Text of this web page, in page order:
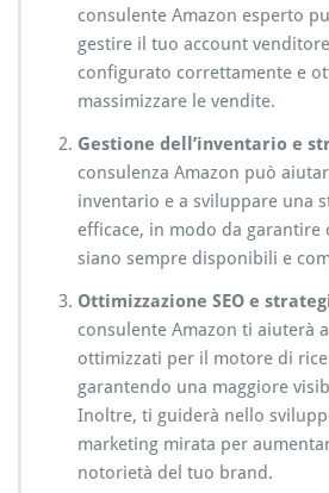
consulente Amazon esperto
gestire il tuo account
configurato correttamente e
massimizzare le vendite.
Gestione dell’inventario e
consulenza Amazon può
inventario e a sviluppare una
efficace, in modo da
siano sempre disponibili e
Ottimizzazione SEO e
consulente Amazon ti aiuterà
ottimizzati per il motore di
garantendo una maggiore
Inoltre, ti guiderà nello
marketing mirata per
notorietà del tuo brand.